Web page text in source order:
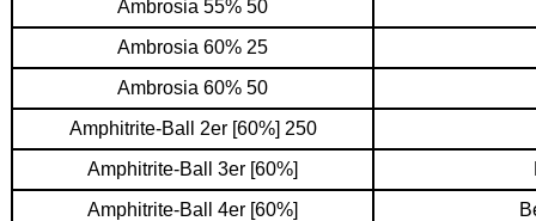
Ambrosia 55% 50
Ambrosia 60% 25
Ambrosia 60% 50
Amphitrite-Ball 2er [60%] 250
Amphitrite-Ball 3er [60%]
Amphitrite-Ball 4er [60%]